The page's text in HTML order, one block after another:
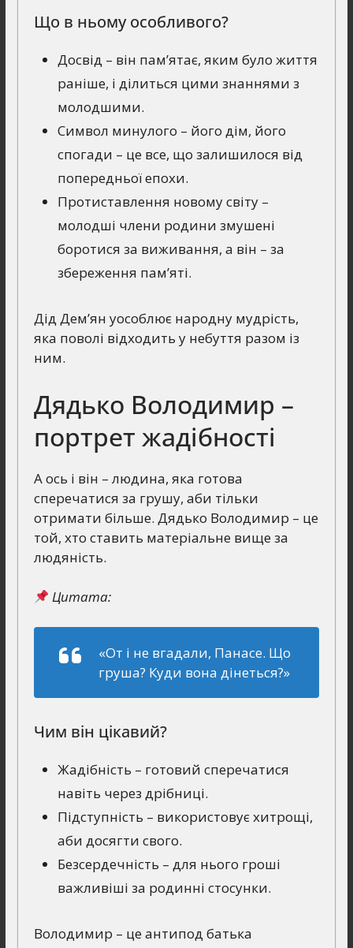
Що в ньому особливого?
Досвід – він пам’ятає, яким було життя
раніше, і ділиться цими знаннями з
молодшими.
Символ минулого – його дім, його
спогади – це все, що залишилося від
попередньої епохи.
Протиставлення новому світу –
молодші члени родини змушені
боротися за виживання, а він – за
збереження пам’яті.
Дід Дем’ян уособлює народну мудрість,
яка поволі відходить у небуття разом із
ним.
Дядько Володимир –
портрет жадібності
А ось і він – людина, яка готова
сперечатися за грушу, аби тільки
отримати більше. Дядько Володимир – це
той, хто ставить матеріальне вище за
людяність.
Цитата:
«От i не вгадали, Панасе. Що
груша? Куди вона дiнеться?»
Чим він цікавий?
Жадібність – готовий сперечатися
навіть через дрібниці.
Підступність – використовує хитрощі,
аби досягти свого.
Безсердечність – для нього гроші
важливіші за родинні стосунки.
Володимир – це антипод батька